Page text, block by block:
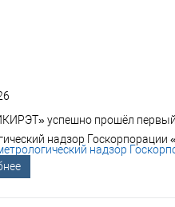
успешно прошёл первый
надзор Госкорпорации